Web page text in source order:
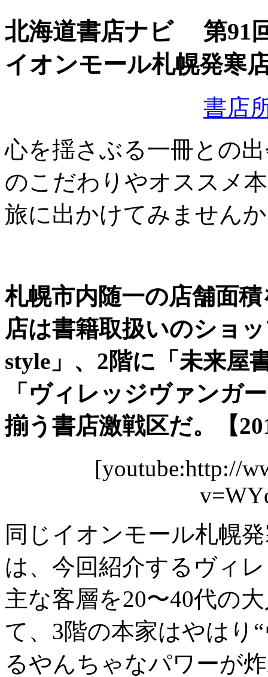
北海道書店ナビ 第91
イオンモール札幌発寒
書店
心を揺さぶる一冊との
のこだわりやオススメ
旅に出かけてみません
札幌市内随一の店舗面
店は書籍取扱いのショ
style」、2階に「未来屋
「ヴィレッジヴァンガ
揃う書店激戦区だ。【
[youtube:http://
同じイオンモール札幌
は、今回紹介するヴィ
主な客層を20〜40代の
て、3階の本家はやはり
るやんちゃなパワーが